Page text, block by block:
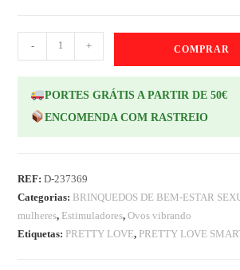
- + COMPRAR
PORTES GRÁTIS A PARTIR DE 50€
ENCOMENDA COM RASTREIO
REF:D-237369
Categorias: BRINQUEDOS DE BEM-ESTAR
mulheres, Estimuladores,Ovos vibrando
Etiquetas: PRETTY LOVE, PRETTY LOVE